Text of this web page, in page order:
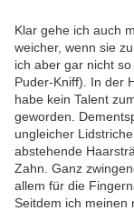
Klar gehe ich auch
weicher, wenn sie
ich aber gar nicht
Puder-Kniff). In der
habe kein Talent
geworden.
ungleicher
abstehende
Zahn. Ganz
allem für die
Seitdem ich meinen